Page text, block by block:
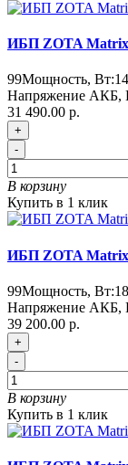
ИБП ZOTA Matrix
99Мощность, Вт:
Напряжение АКБ,
31 490.00 р.
+
-
В корзину
Купить в 1 клик
ИБП ZOTA Matrix
99Мощность, Вт:
Напряжение АКБ,
39 200.00 р.
+
-
В корзину
Купить в 1 клик